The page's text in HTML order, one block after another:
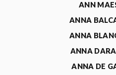
ANN
ANNA
ANNA
ANNA
ANNA DE